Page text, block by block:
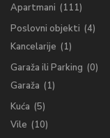
Apartmani (111)
Poslovni objekti (4)
Kancelarije (1)
Garaža ili Parking (0)
Garaža (1)
Kuća (5)
Vile (10)